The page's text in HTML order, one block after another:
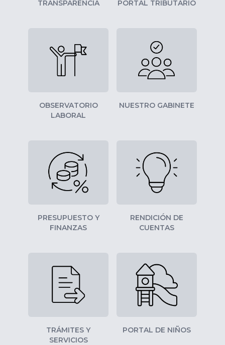
TRANSPARENCIA PORTAL TRIBUTARIO
OBSERVATORIO
LABORAL
NUESTRO GABINETE
PRESUPUESTO Y
FINANZAS
RENDICIÓN DE
CUENTAS
TRÁMITES Y
SERVICIOS
PORTAL DE NIÑOS